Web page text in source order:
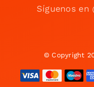
Síguenos en
© Copyright